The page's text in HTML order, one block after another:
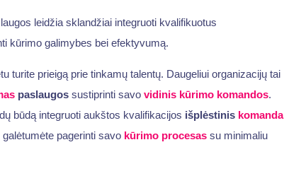
leidžia sklandžiai integruoti kvalifikuotus
kūrimo galimybes bei efektyvumą.
turite prieigą prie tinkamų talentų. Daugeliui organizacijų tai
paslaugossustiprinti savo vidinis kūrimo komandos.
būdą integruoti aukštos kvalifikacijos išplėstinis komanda
pagerinti savo kūrimo procesassu minimaliu